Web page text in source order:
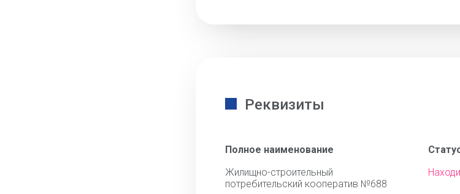
Реквизиты
Полное наименование
Жилищно-строительный
потребительский кооператив №688